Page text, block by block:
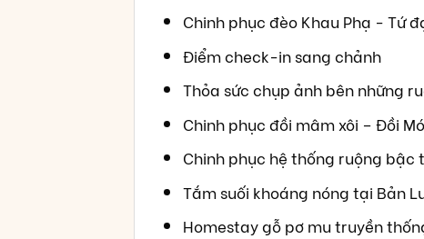
Chinh phục đèo Khau Phạ - Tứ
Điểm check-in sang chảnh
Thỏa sức chụp ảnh bên những
Chinh phục đồi mâm xôi – Đồi
Chinh phục hệ thống ruộng bậc
Tắm suối khoáng nóng tại Bản
Homestay gỗ pơ mu truyền